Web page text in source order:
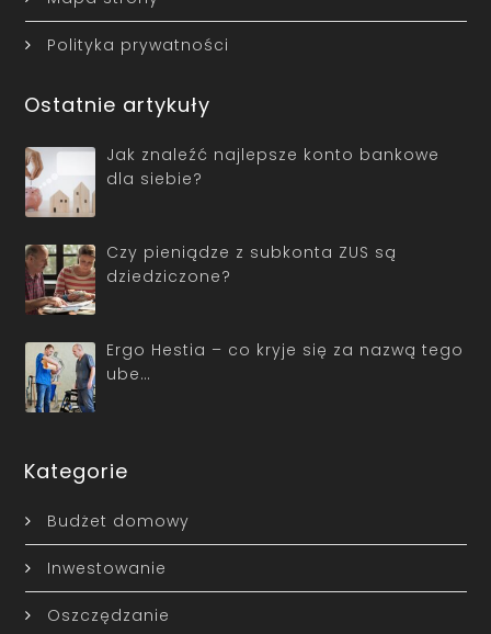
Polityka prywatności
Ostatnie artykuły
Jak znaleźć najlepsze konto bankowe
dla siebie?
Czy pieniądze z subkonta ZUS są
dziedziczone?
Ergo Hestia – co kryje się za nazwą tego
ube…
Kategorie
Budżet domowy
Inwestowanie
Oszczędzanie